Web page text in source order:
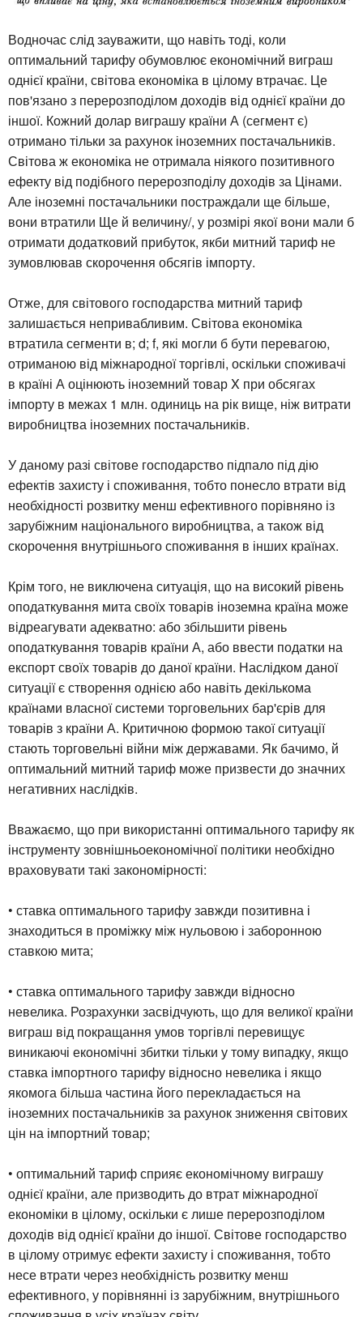
Водночас слід зауважити, що навіть тоді, коли
оптимальний тарифу обумовлює економічний виграш
однієї країни, світова економіка в цілому втрачає. Це
пов'язано з перерозподілом доходів від однієї країни до
іншої. Кожний долар виграшу країни А (сегмент є)
отримано тільки за рахунок іноземних постачальників.
Світова ж економіка не отримала ніякого позитивного
ефекту від подібного перерозподілу доходів за Цінами.
Але іноземні постачальники постраждали ще більше,
вони втратили Ще й величину/, у розмірі якої вони мали б
отримати додатковий прибуток, якби митний тариф не
зумовлював скорочення обсягів імпорту.
Отже, для світового господарства митний тариф
залишається непривабливим. Світова економіка
втратила сегменти в; d; f, які могли б бути перевагою,
отриманою від міжнародної торгівлі, оскільки споживачі
в країні А оцінюють іноземний товар X при обсягах
імпорту в межах 1 млн. одиниць на рік вище, ніж витрати
виробництва іноземних постачальників.
У даному разі світове господарство підпало під дію
ефектів захисту і споживання, тобто понесло втрати від
необхідності розвитку менш ефективного порівняно із
зарубіжним національного виробництва, а також від
скорочення внутрішнього споживання в інших країнах.
Крім того, не виключена ситуація, що на високий рівень
оподаткування мита своїх товарів іноземна країна може
відреагувати адекватно: або збільшити рівень
оподаткування товарів країни А, або ввести податки на
експорт своїх товарів до даної країни. Наслідком даної
ситуації є створення однією або навіть декількома
країнами власної системи торговельних бар'єрів для
товарів з країни А. Критичною формою такої ситуації
стають торговельні війни між державами. Як бачимо, й
оптимальний митний тариф може призвести до значних
негативних наслідків.
Вважаємо, що при використанні оптимального тарифу як
інструменту зовнішньоекономічної політики необхідно
враховувати такі закономірності:
• ставка оптимального тарифу завжди позитивна і
знаходиться в проміжку між нульовою і заборонною
ставкою мита;
• ставка оптимального тарифу завжди відносно
невелика. Розрахунки засвідчують, що для великої країни
виграш від покращання умов торгівлі перевищує
виникаючі економічні збитки тільки у тому випадку, якщо
ставка імпортного тарифу відносно невелика і якщо
якомога більша частина його перекладається на
іноземних постачальників за рахунок зниження світових
цін на імпортний товар;
• оптимальний тариф сприяє економічному виграшу
однієї країни, але призводить до втрат міжнародної
економіки в цілому, оскільки є лише перерозподілом
доходів від однієї країни до іншої. Світове господарство
в цілому отримує ефекти захисту і споживання, тобто
несе втрати через необхідність розвитку менш
ефективного, у порівнянні із зарубіжним, внутрішнього